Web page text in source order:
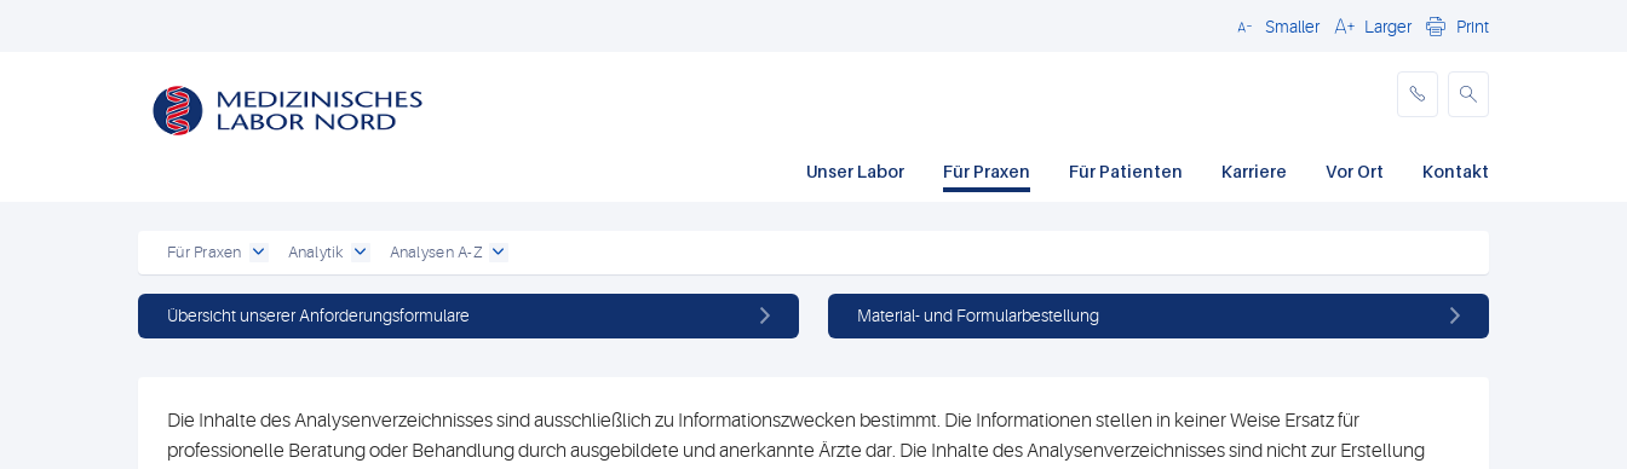
SchließenSmaller Larger Print
Unser Labor Für Praxen Für Patienten Karriere Vor Ort Kontakt
Für Praxen Analytik Analysen A-Z
Übersicht unserer Anforderungsformulare Material- und Formularbestellung
Die Inhalte des Analysenverzeichnisses sind ausschließlich zu Informationszwecken bestimmt. Die Informationen stellen in keiner Weise Ersatz für
professionelle Beratung oder Behandlung durch ausgebildete und anerkannte Ärzte dar. Die Inhalte des Analysenverzeichnisses sind nicht zur Erstellung